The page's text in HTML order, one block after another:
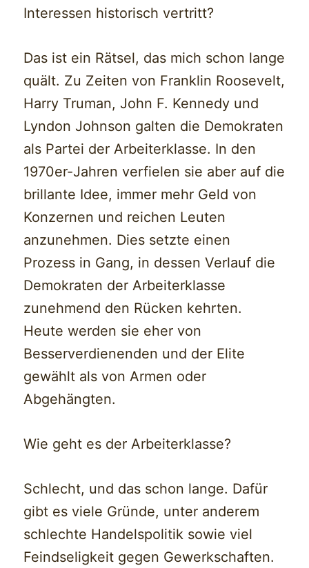
Interessen historisch vertritt?
Das ist ein Rätsel, das mich schon lange
quält. Zu Zeiten von Franklin Roosevelt,
Harry Truman, John F. Kennedy und
Lyndon Johnson galten die Demokraten
als Partei der Arbeiterklasse. In den
1970er-Jahren verfielen sie aber auf die
brillante Idee, immer mehr Geld von
Konzernen und reichen Leuten
anzunehmen. Dies setzte einen
Prozess in Gang, in dessen Verlauf die
Demokraten der Arbeiterklasse
zunehmend den Rücken kehrten.
Heute werden sie eher von
Besserverdienenden und der Elite
gewählt als von Armen oder
Abgehängten.
Wie geht es der Arbeiterklasse?
Schlecht, und das schon lange. Dafür
gibt es viele Gründe, unter anderem
schlechte Handelspolitik sowie viel
Feindseligkeit gegen Gewerkschaften.